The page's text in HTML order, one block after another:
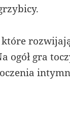
które
ogół gra